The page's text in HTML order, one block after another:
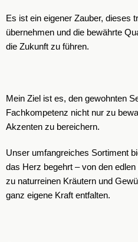
Es ist ein eigener Zauber, dieses
übernehmen und die bewährte
die Zukunft zu führen.
Mein Ziel ist es, den gewohnten
Fachkompetenz nicht nur zu
Akzenten zu bereichern.
Unser umfangreiches Sortiment
das Herz begehrt – von den
zu naturreinen Kräutern und
ganz eigene Kraft entfalten.